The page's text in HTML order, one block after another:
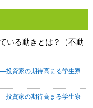
いる動きとは？（不動
資家の期待高まる学生寮
資家の期待高まる学生寮